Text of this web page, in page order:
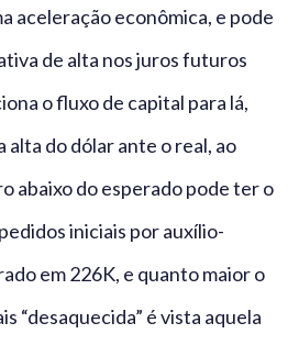
aceleração econômica, e pode
de alta nos juros futuros
o fluxo de capital para lá,
alta do dólar ante o real, ao
abaixo do esperado pode ter o
iniciais por auxílio-
em 226K, e quanto maior o
“desaquecida” é vista aquela